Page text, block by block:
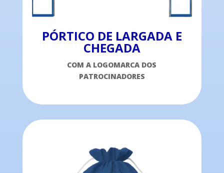
PÓRTICO DE LARGADA E
CHEGADA
COM A LOGOMARCA DOS
PATROCINADORES